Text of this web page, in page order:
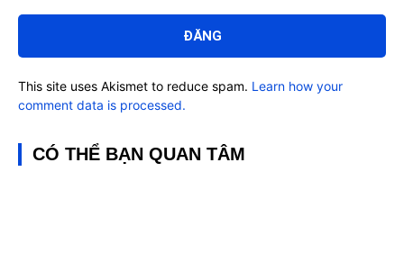
This site uses Akismet to reduce spam. Learn how your
comment data is processed.
CÓ THỂ BẠN QUAN TÂM